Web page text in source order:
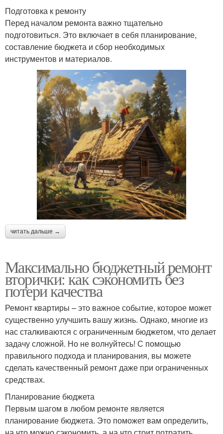
Подготовка к ремонту
Перед началом ремонта важно тщательно
подготовиться. Это включает в себя планирование,
составление бюджета и сбор необходимых
инструментов и материалов.
читать дальше →
Максимально бюджетный ремонт
вторички: как сэкономить без
потери качества
Ремонт квартиры – это важное событие, которое может
существенно улучшить вашу жизнь. Однако, многие из
нас сталкиваются с ограниченным бюджетом, что делает
задачу сложной. Но не волнуйтесь! С помощью
правильного подхода и планирования, вы можете
сделать качественный ремонт даже при ограниченных
средствах.
Планирование бюджета
Первым шагом в любом ремонте является
планирование бюджета. Это поможет вам определить,